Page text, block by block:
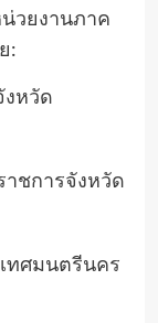
วยงานภาค
:
หวัด
าชการจังหวัด
ทศมนตรีนคร